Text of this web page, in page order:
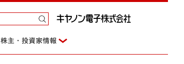
株主・投資家情報